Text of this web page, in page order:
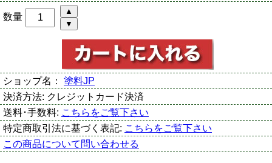
数量
ショップ名： 塗料JP
決済方法: クレジットカード決済
送料･手数料: こちらをご覧下さい
特定商取引法に基づく表記: こちらをご覧下さい
この商品について問い合わせる